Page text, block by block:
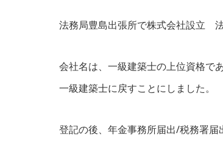
法務局豊島出張所で株式会社設立
会社名は、一級建築士の上位資格で
一級建築士に戻すことにしました。
登記の後、年金事務所届出/税務署届